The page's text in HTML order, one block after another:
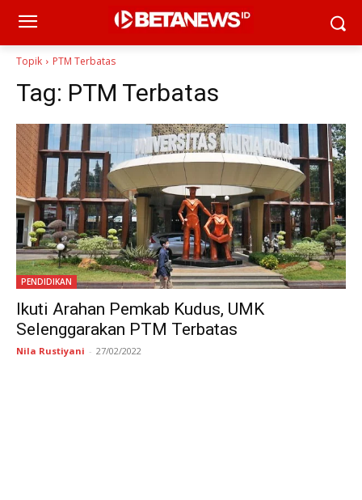
Topik PTM Terbatas
Tag: PTM Terbatas
PENDIDIKAN
Ikuti Arahan Pemkab Kudus, UMK
Selenggarakan PTM Terbatas
Nila Rustiyani - 27/02/2022